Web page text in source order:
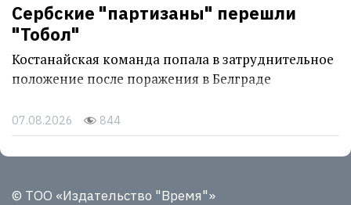
Сербские "партизаны" перешли
"Тобол"
Костанайская команда попала в затруднительное
положение после поражения в Белграде
07.08.2026 844
© ТОО «Издательство "Время"»